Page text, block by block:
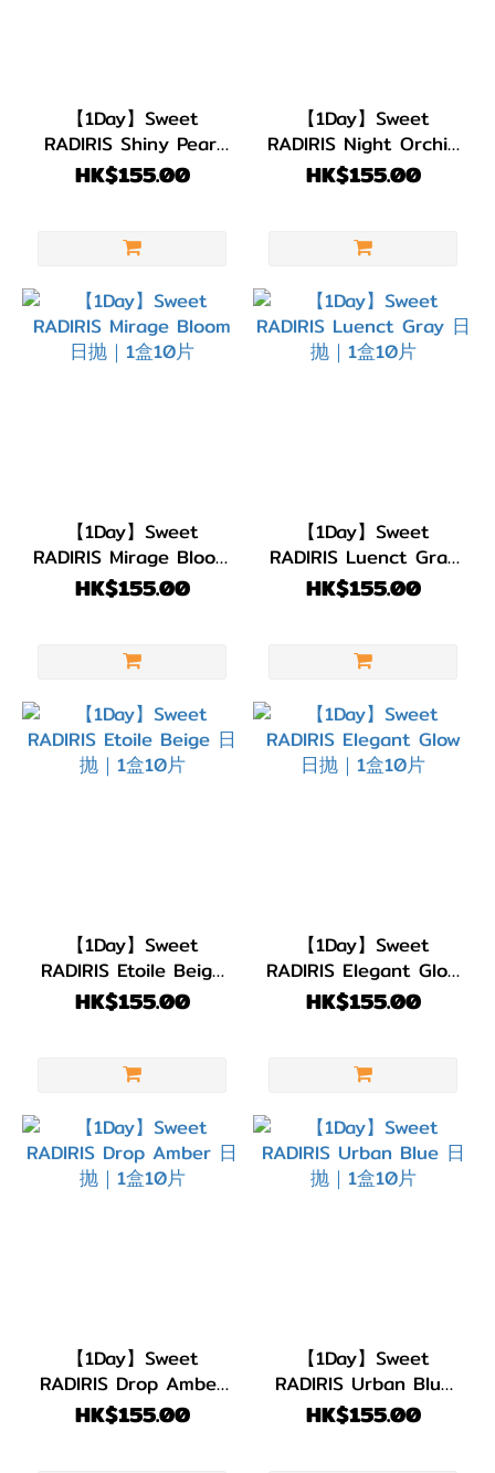
(G.DIA)
G.DIA
G.DIA
14.0~14.2mm
(2)
11.8~13.0mm
(2)
【1Day】Sweet
RADIRIS Shiny Pearl
日抛｜1盒10片
HK$155.00
【1Day】Sweet
RADIRIS Night Orchid
日抛｜1盒10片
HK$155.00
【1Day】Sweet
RADIRIS Mirage Bloom
日抛｜1盒10片
HK$155.00
【1Day】Sweet
RADIRIS Luenct Gray
日抛｜1盒10片
HK$155.00
【1Day】Sweet
RADIRIS Etoile Beige
日抛｜1盒10片
HK$155.00
【1Day】Sweet
RADIRIS Elegant Glow
日抛｜1盒10片
HK$155.00
【1Day】Sweet
RADIRIS Drop Amber
日抛｜1盒10片
HK$155.00
【1Day】Sweet
RADIRIS Urban Blue
日抛｜1盒10片
HK$155.00